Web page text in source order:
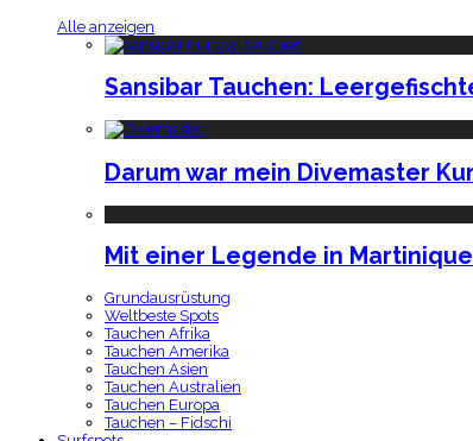
Alle anzeigen
Sansibar Tauchen:
Darum war mein Divemaster
Mit einer Legende in
Grundausrüstung
Weltbeste Spots
Tauchen Afrika
Tauchen Amerika
Tauchen Asien
Tauchen Australien
Tauchen Europa
Tauchen – Fidschi